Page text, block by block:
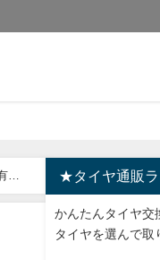
★タイヤ通販
かんたんタイヤ交
タイヤを選んで取